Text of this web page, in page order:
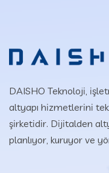
DAISHO Teknoloji,
altyapı hizmetlerini
şirketidir. Dijitalden
planlıyor, kuruyor ve